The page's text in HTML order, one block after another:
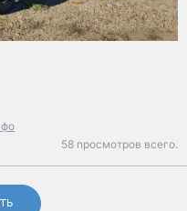
58 просмотров всего.